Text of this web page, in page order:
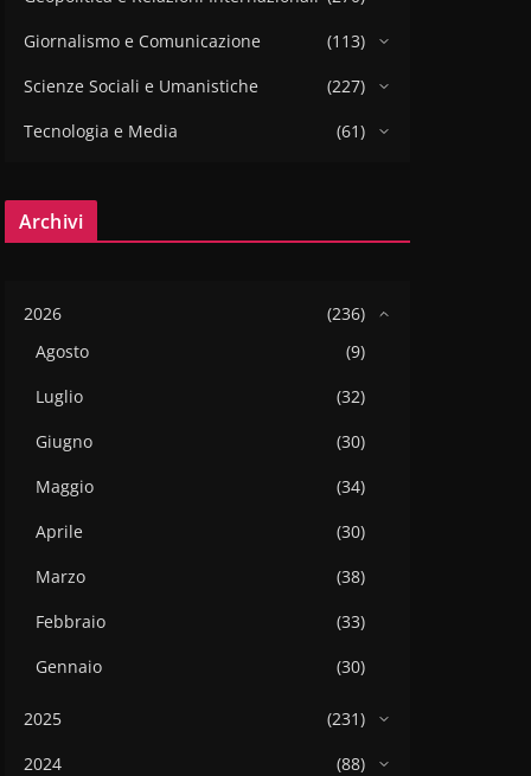
Giornalismo e Comunicazione
(113)
Scienze Sociali e Umanistiche
(227)
Tecnologia e Media
(61)
Archivi
2026
(236)
Agosto
(9)
Luglio
(32)
Giugno
(30)
Maggio
(34)
Aprile
(30)
Marzo
(38)
Febbraio
(33)
Gennaio
(30)
2025
(231)
2024
(88)